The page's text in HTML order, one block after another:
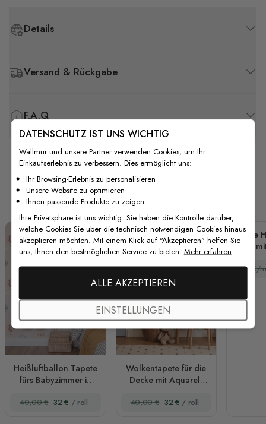
Details
Versand & Rückgabe
F.A.Q
Verwandte Produkte
Heißluftballon Tapete
fürs Babyzimmer in
40,00 € 32 € / roll
Wolkentapete für die
Decke mit Aquarell
40,00 € 32 € / roll
Kleine
37 €/
DATENSCHUTZ IST UNS WICHTIG
Wallmur und unsere Partner verwenden Cookies, um Ihr
Einkaufserlebnis zu verbessern. Dies ermöglicht uns:
Ihr Browsing-Erlebnis zu personalisieren
Unsere Website zu optimieren
Ihnen passende Produkte zu zeigen
Ihre Privatsphäre ist uns wichtig. Sie haben die Kontrolle darüber,
welche Cookies Sie über die technisch notwendigen Cookies hinaus
akzeptieren möchten. Mit einem Klick auf "Akzeptieren" helfen Sie
uns, Ihnen den bestmöglichen Service zu bieten. Mehr erfahren
ALLE AKZEPTIEREN
EINSTELLUNGEN